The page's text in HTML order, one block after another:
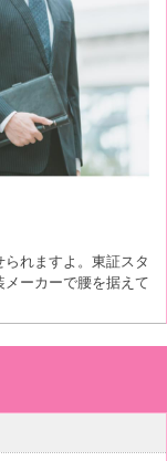
れますよ。東証スタ
ーカーで腰を据えて